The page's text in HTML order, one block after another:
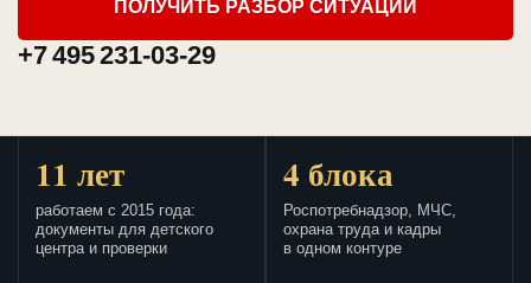
ПОЛУЧИТЬ РАЗБОР СИТУАЦИИ
+7 495 231-03-29
11 лет
работаем с 2015 года:
документы для детского
центра и проверки
4 блока
Роспотребнадзор, МЧС,
охрана труда и кадры
в одном контуре